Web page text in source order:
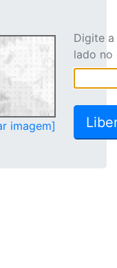
imagem]
Digite
lado no